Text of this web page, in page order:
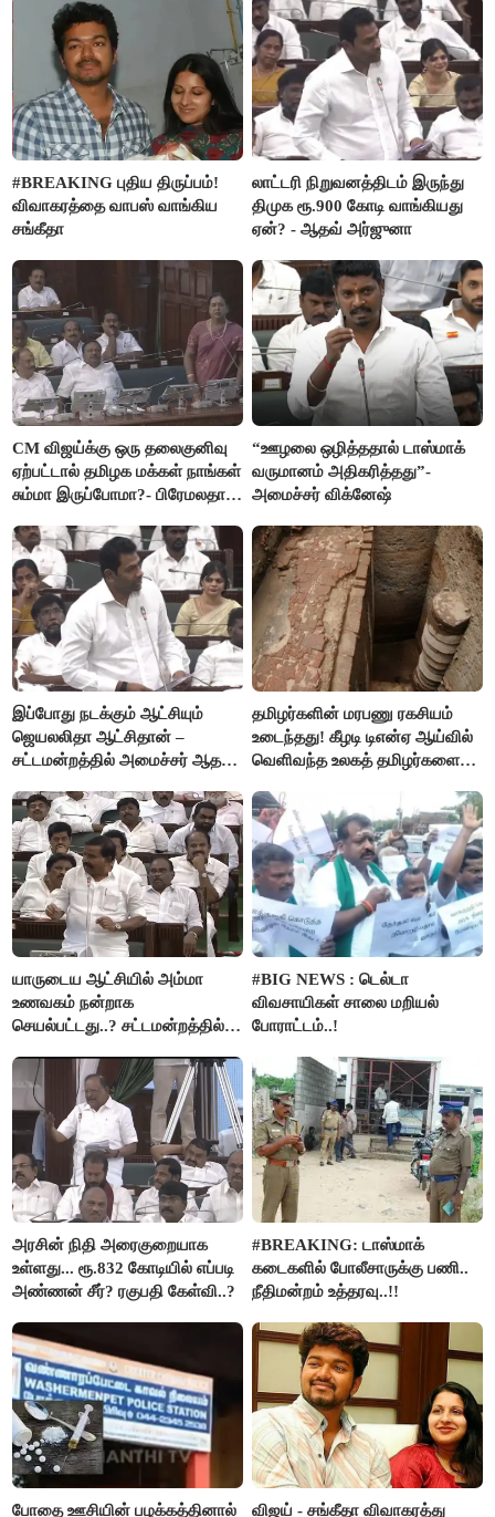
#BREAKING புதிய திருப்பம்!
விவாகரத்தை வாபஸ் வாங்கிய
சங்கீதா
லாட்டரி நிறுவனத்திடம் இருந்து
திமுக ரூ.900 கோடி வாங்கியது
ஏன்? - ஆதவ் அர்ஜுனா
CM விஜய்க்கு ஒரு தலைகுனிவு
ஏற்பட்டால் தமிழக மக்கள் நாங்கள்
சும்மா இருப்போமா?- பிரேமலதா
“ஊழலை ஒழித்ததால் டாஸ்மாக்
வருமானம் அதிகரித்தது”-
அமைச்சர் விக்னேஷ்
இப்போது நடக்கும் ஆட்சியும்
ஜெயலலிதா ஆட்சிதான் –
சட்டமன்றத்தில் அமைச்சர் ஆதவ்
தமிழர்களின் மரபணு ரகசியம்
உடைந்தது! கீழடி டிஎன்ஏ ஆய்வில்
வெளிவந்த உலகத் தமிழர்களை
யாருடைய ஆட்சியில் அம்மா
உணவகம் நன்றாக
செயல்பட்டது..? சட்டமன்றத்தில்
#BIG NEWS : டெல்டா
விவசாயிகள் சாலை மறியல்
போராட்டம்..!
அரசின் நிதி அரைகுறையாக
உள்ளது... ரூ.832 கோடியில் எப்படி
அண்ணன் சீர்? ரகுபதி கேள்வி..?
#BREAKING: டாஸ்மாக்
கடைகளில் போலீசாருக்கு பணி..
நீதிமன்றம் உத்தரவு..!!
போதை ஊசியின் பழக்கத்தினால் விஜய் - சங்கீதா விவாகரத்து